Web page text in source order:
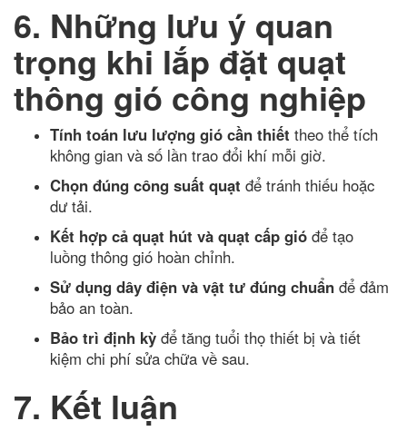
6. Những lưu ý quan
trọng khi lắp đặt quạt
thông gió công nghiệp
Tính toán lưu lượng gió cần thiết theo thể tích
không gian và số lần trao đổi khí mỗi giờ.
Chọn đúng công suất quạt để tránh thiếu hoặc
dư tải.
Kết hợp cả quạt hút và quạt cấp gió để tạo
luồng thông gió hoàn chỉnh.
Sử dụng dây điện và vật tư đúng chuẩn để đảm
bảo an toàn.
Bảo trì định kỳ để tăng tuổi thọ thiết bị và tiết
kiệm chi phí sửa chữa về sau.
7. Kết luận